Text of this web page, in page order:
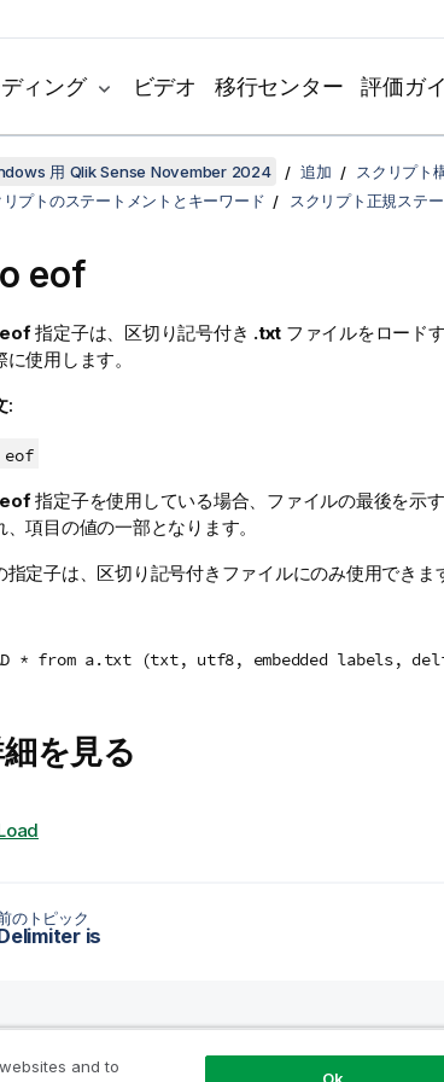
ィング ビデオ 移行センター 評価ガ
用 Qlik Sense November 2024 追加
スクリプト
リプトのステートメントとキーワード
スクリプト正規ステ
eof
指定子は、区切り記号付き .txt ファイルをロード
に使用します。
:
eof
指定子を使用している場合、ファイルの最後を示
、項目の値の一部となります。
指定子は、区切り記号付きファイルにのみ使用できま
* from a.txt (txt, utf8, embedded labels,
を見る
のトピック
is
ソース Qlik
and to